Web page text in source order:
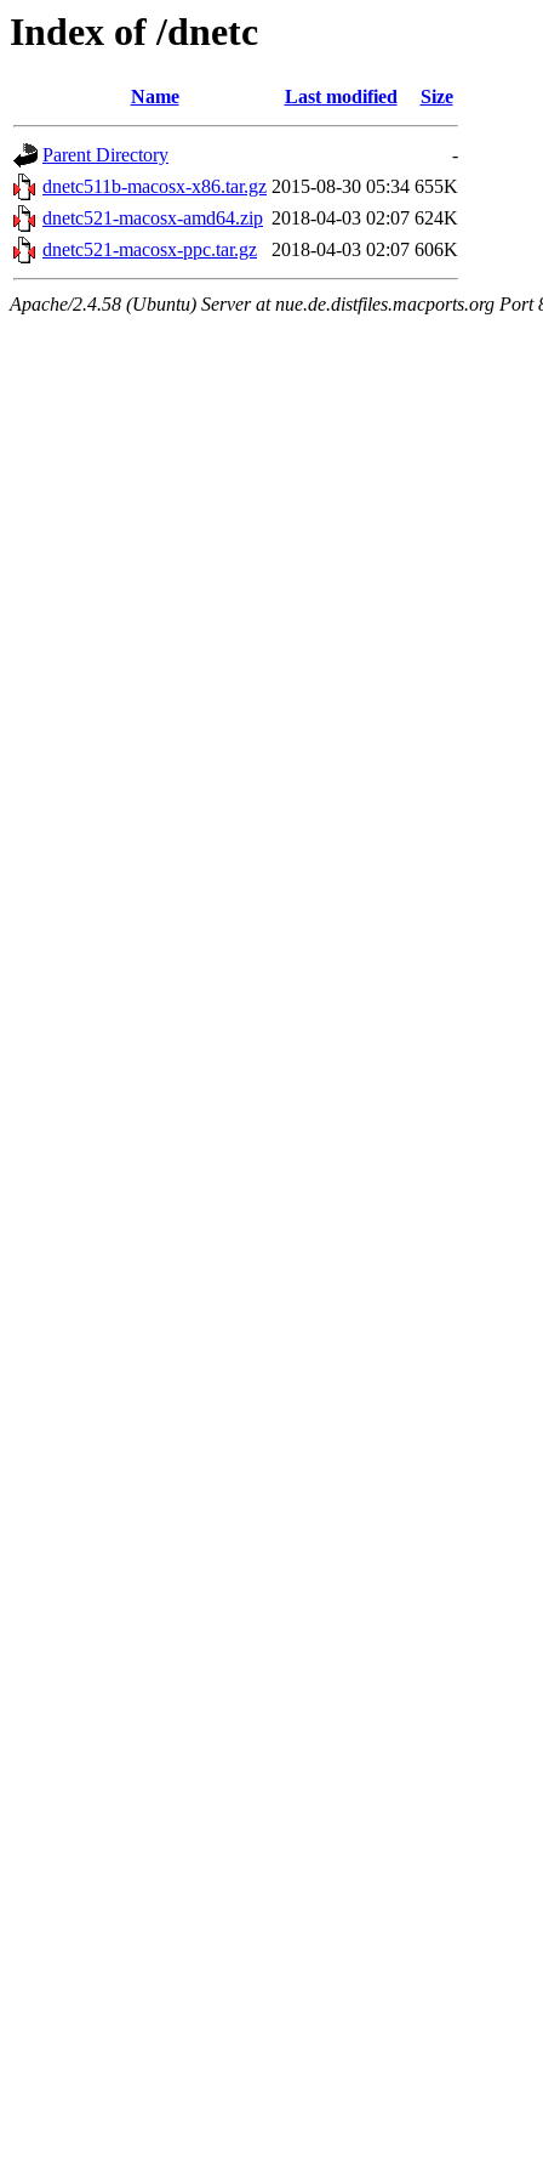
Index of /dnetc
Name Last modified Size
Parent Directory
-
dnetc511b-macosx-x86.tar.gz 2015-08-30 05:34 655K
dnetc521-macosx-amd64.zip 2018-04-03 02:07 624K
dnetc521-macosx-ppc.tar.gz
2018-04-03 02:07 606K
Apache/2.4.58 (Ubuntu) Server at nue.de.distfiles.macports.org Port